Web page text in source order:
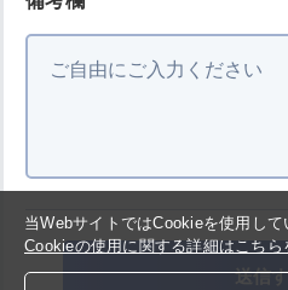
送信
当WebサイトではCookieを使用して
Cookieの使用に関する詳細はこちら